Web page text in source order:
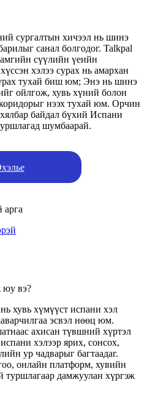
сургалтын хичээл нь шинэ
санал болгодог. Talkpal
сүүлийн үеийн
хэлээ сурах нь амархан
тухай биш юм; Энэ нь шинэ
ойлгож, хувь хүний ​​болон
нээх тухай юм. Орчин
байдал бүхий Испани
шумбаарай.
арга
юу вэ?
хувь хүмүүст испани хэл
эсвэл нөөц юм.
ахисан түвшний хүртэл
хэлээр ярих, сонсох,
ур чадварыг багтаадаг.
онлайн платформ, хувийн
туршлагаар дамжуулан хүргэж